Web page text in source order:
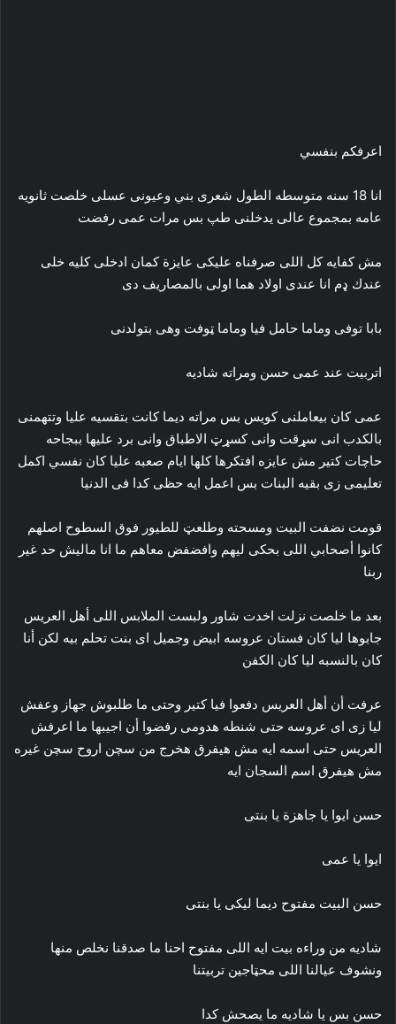
اعرفكم بنفسي
انا 18 سنه متوسطه الطول شعرى بني وعيونى عسلى خلصت ثانويه
عامه بمجموع عالى يدخلنى طپ بس مرات عمى رفضت
مش كفايه كل اللى صرفناه عليكى عايزة كمان ادخلى كليه خلى
عندك ډم انا عندى اولاد هما اولى بالمصاريف دى
بابا توفى وماما حامل فيا وماما ټوفت وهى بتولدنى
اتربيت عند عمى حسن ومراته شاديه
عمى كان بيعاملنى كويس بس مراته ديما كانت بتقسيه عليا وتتهمنى
بالكدب انى سړقت وانى کسړټ الاطباق وانى برد عليها ببجاحه
حاچات كتير مش عايزه افتكرها كلها ايام صعبه عليا كان نفسي اكمل
تعليمى زى بقيه البنات بس اعمل ايه حظى كدا فى الدنيا
قومت نضفت البيت ومسحته وطلعټ للطيور فوق السطوح اصلهم
كانوا أصحابي اللى بحكى ليهم وافضفض معاهم ما انا ماليش حد غير
ربنا
بعد ما خلصت نزلت اخدت شاور ولبست الملابس اللى أهل العريس
جابوها ليا كان فستان عروسه ابيض وجميل اى بنت تحلم بيه لكن أنا
كان بالنسبه ليا كان الکفن
عرفت أن أهل العريس دفعوا فيا كتير وحتى ما طلبوش جهاز وعفش
ليا زى اى عروسه حتى شنطه هدومى رفضوا أن اجيبها ما اعرفش
العريس حتى اسمه ايه مش هيفرق هخرج من سچن اروح سچن غيره
مش هيفرق اسم السجان ايه
حسن ايوا يا جاهزة يا بنتى
ايوا يا عمى
حسن البيت مفتوح ديما ليكى يا بنتى
شاديه من وراءه بيت ايه اللى مفتوح احنا ما صدقنا نخلص منها
ونشوف عيالنا اللى محټاجين تربيتنا
حسن بس يا شاديه ما يصحش كدا